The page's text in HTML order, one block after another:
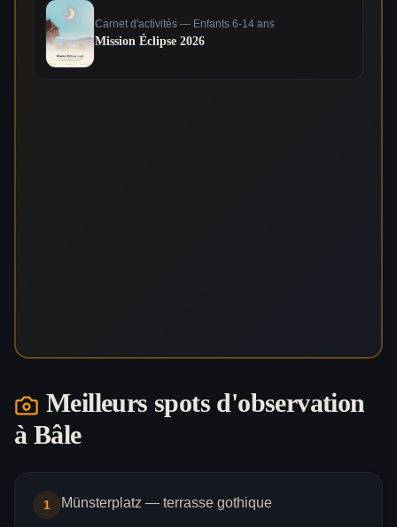
Carnet d'activités — Enfants 6-14 ans
Mission Éclipse 2026
Meilleurs spots d'observation
à Bâle
1 Münsterplatz — terrasse gothique